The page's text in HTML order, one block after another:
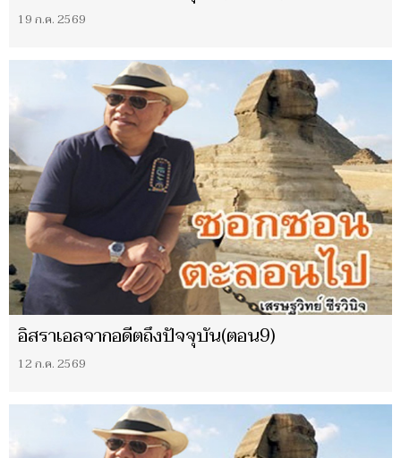
19 ก.ค. 2569
อิสราเอลจากอดีตถึงปัจจุบัน(ตอน9)
12 ก.ค. 2569